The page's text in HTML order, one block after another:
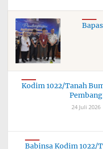
Kodim 1022/Tanah
Pembang
24 Juli 2026
Babinsa Kodim 1022/